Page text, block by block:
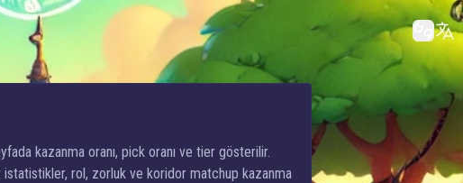
kazanma oranı, pick oranı ve tier gösterilir.
rol, zorluk ve koridor matchup kazanma